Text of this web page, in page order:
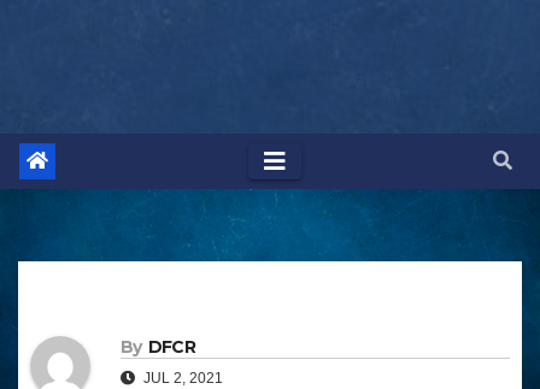
By DFCR
JUL 2, 2021